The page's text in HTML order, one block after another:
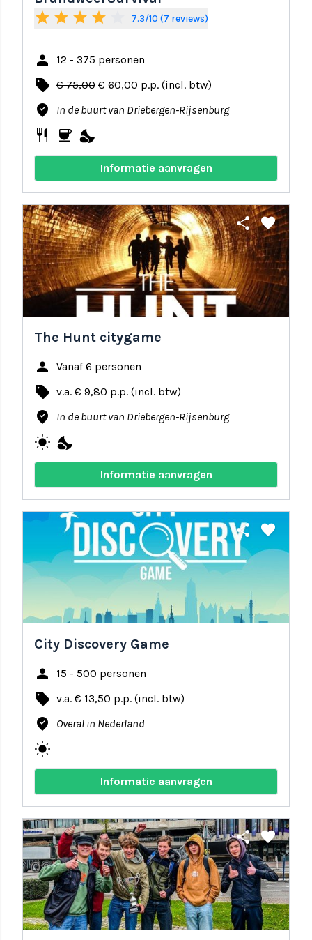
star star star star 7.3/10 (7 reviews)
person 12 - 375 personen
local_offer € 75,00 € 60,00 p.p. (incl. btw)
where_to_vote In de buurt van Driebergen-Rijsenburg
restaurant coffee nights_stay
Informatie aanvragen
share favorite
The Hunt citygame
person Vanaf 6 personen
local_offer v.a. € 9,80 p.p. (incl. btw)
where_to_vote In de buurt van Driebergen-Rijsenburg
wb_sunny nights_stay
Informatie aanvragen
share favorite
City Discovery Game
person 15 - 500 personen
local_offer v.a. € 13,50 p.p. (incl. btw)
where_to_vote Overal in Nederland
wb_sunny
Informatie aanvragen
share favorite